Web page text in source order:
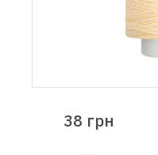
Гарантія
38 грн